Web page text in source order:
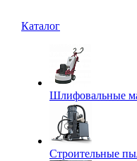
Каталог
Шлифовальные
Строительные